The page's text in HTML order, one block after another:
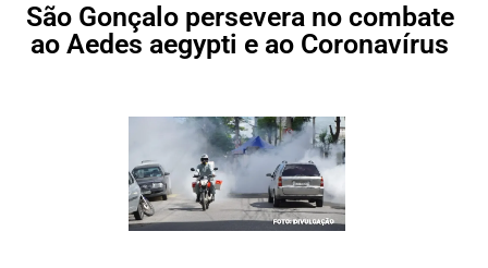
São Gonçalo persevera no combate
ao Aedes aegypti e ao Coronavírus